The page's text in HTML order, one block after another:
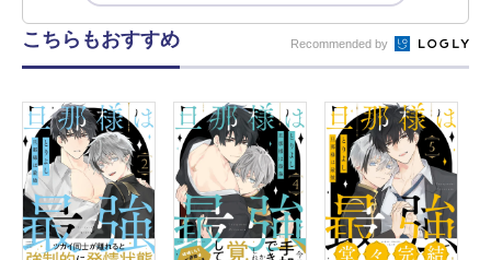
こちらもおすすめ Recommended by